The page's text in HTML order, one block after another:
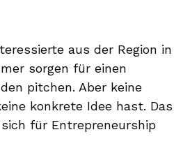
aus der Region in
sorgen für einen
pitchen. Aber keine
konkrete Idee hast. Das
für Entrepreneurship